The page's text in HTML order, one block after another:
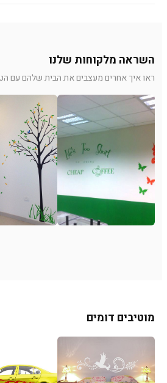
השראה מלקוחות שלנו
ראו איך אחרים מעצבים את הבית שלהם עם
מוטיבים דומים